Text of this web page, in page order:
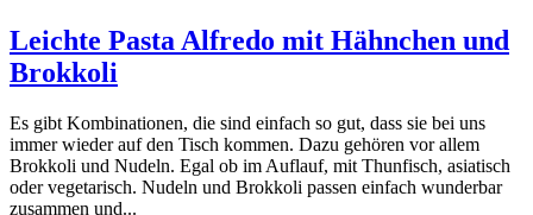
Leichte Pasta Alfredo mit Hähnchen und
Brokkoli
Es gibt Kombinationen, die sind einfach so gut, dass sie bei uns
immer wieder auf den Tisch kommen. Dazu gehören vor allem
Brokkoli und Nudeln. Egal ob im Auflauf, mit Thunfisch, asiatisch
oder vegetarisch. Nudeln und Brokkoli passen einfach wunderbar
zusammen und...